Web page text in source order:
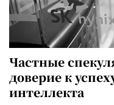
Частные
доверие к
интеллекта